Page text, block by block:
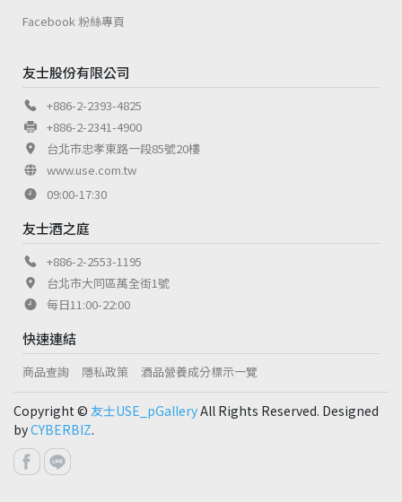
友士股份有限公司
+886-2-2393-4825
+886-2-2341-4900
台北市忠孝東路一段85號20樓
www.use.com.tw
09:00-17:30
友士酒之庭
+886-2-2553-1195
台北市大同區萬全街1號
每日11:00-22:00
快速連結
商品查詢 隱私政策 酒品營養成分標示一覽
Facebook 粉絲專頁
Copyright © 友士USE_pGalleryAll Rights Reserved. Designed
byCYBERBIZ.